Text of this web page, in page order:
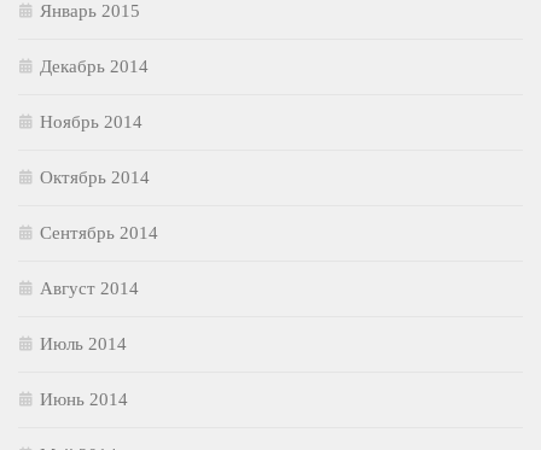
Январь 2015
Декабрь 2014
Ноябрь 2014
Октябрь 2014
Сентябрь 2014
Август 2014
Июль 2014
Июнь 2014